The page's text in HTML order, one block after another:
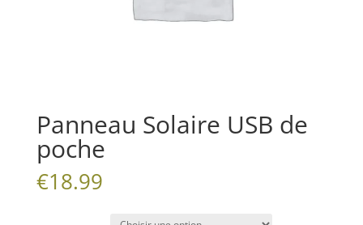
Panneau Solaire USB de
poche
€18.99